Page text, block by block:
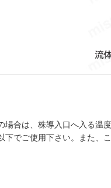
場合は、株導入口へ入る
でご使用下さい。また、